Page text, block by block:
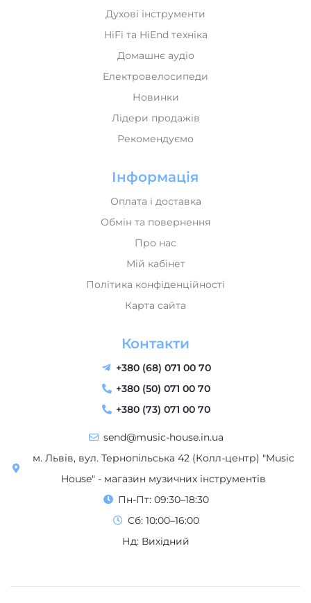
Духові інструменти
HiFi та HiEnd техніка
Домашнє аудіо
Електровелосипеди
Новинки
Лідери продажів
Рекомендуємо
Інформація
Оплата і доставка
Обмін та повернення
Про нас
Мій кабінет
Політика конфіденційності
Карта сайта
Контакти
+380 (68) 071 00 70
+380 (50) 071 00 70
+380 (73) 071 00 70
send@music-house.in.ua
м. Львів, вул. Тернопільська 42 (Колл-центр) "Music
House" - магазин музичних інструментів
Пн-Пт: 09:30–18:30
Сб: 10:00–16:00
Нд: Вихідний